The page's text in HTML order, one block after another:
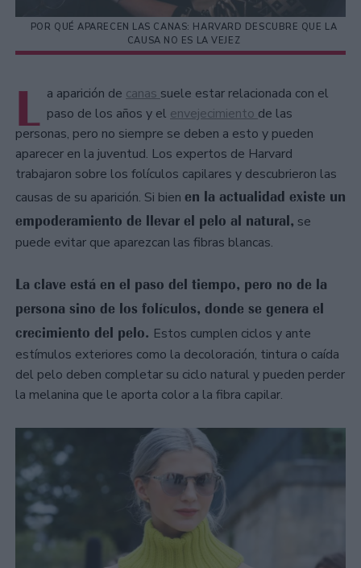
POR QUÉ APARECEN LAS CANAS: HARVARD DESCUBRE QUE LA
CAUSA NO ES LA VEJEZ
L a aparición de canas suele estar relacionada con el
paso de los años y el envejecimiento de las
personas, pero no siempre se deben a esto y pueden
aparecer en la juventud. Los expertos de Harvard
trabajaron sobre los folículos capilares y descubrieron las
causas de su aparición. Si bien en la actualidad existe un
empoderamiento de llevar el pelo al natural, se
puede evitar que aparezcan las fibras blancas.
La clave está en el paso del tiempo, pero no de la
persona sino de los folículos, donde se genera el
crecimiento del pelo. Estos cumplen ciclos y ante
estímulos exteriores como la decoloración, tintura o caída
del pelo deben completar su ciclo natural y pueden perder
la melanina que le aporta color a la fibra capilar.